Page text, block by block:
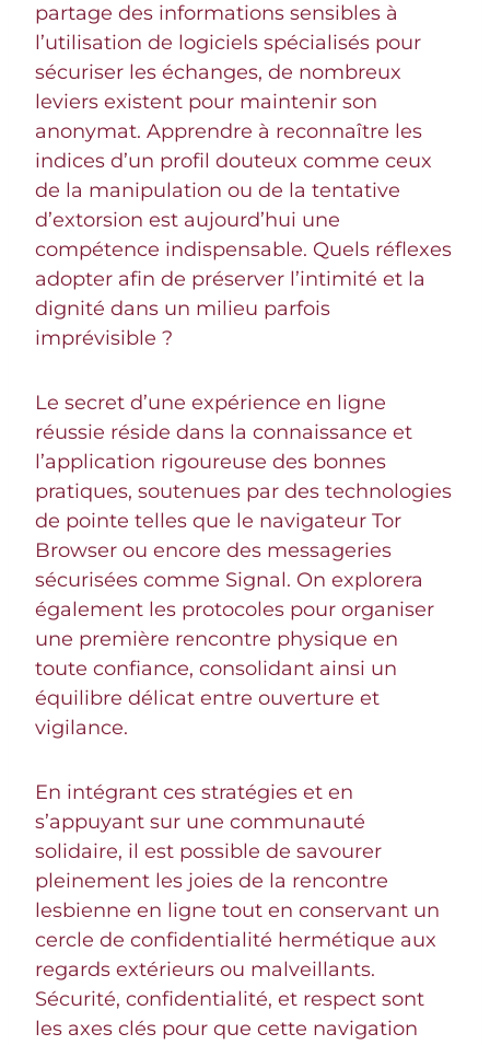
partage des informations sensibles à
l’utilisation de logiciels spécialisés pour
sécuriser les échanges, de nombreux
leviers existent pour maintenir son
anonymat. Apprendre à reconnaître les
indices d’un profil douteux comme ceux
de la manipulation ou de la tentative
d’extorsion est aujourd’hui une
compétence indispensable. Quels réflexes
adopter afin de préserver l’intimité et la
dignité dans un milieu parfois
imprévisible ?
Le secret d’une expérience en ligne
réussie réside dans la connaissance et
l’application rigoureuse des bonnes
pratiques, soutenues par des technologies
de pointe telles que le navigateur Tor
Browser ou encore des messageries
sécurisées comme Signal. On explorera
également les protocoles pour organiser
une première rencontre physique en
toute confiance, consolidant ainsi un
équilibre délicat entre ouverture et
vigilance.
En intégrant ces stratégies et en
s’appuyant sur une communauté
solidaire, il est possible de savourer
pleinement les joies de la rencontre
lesbienne en ligne tout en conservant un
cercle de confidentialité hermétique aux
regards extérieurs ou malveillants.
Sécurité, confidentialité, et respect sont
les axes clés pour que cette navigation